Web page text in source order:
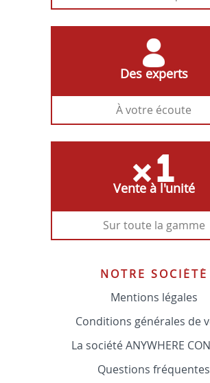
Des experts
À votre écoute
Vente à l'unité
Sur toute la gamme
NOTRE SOCIÉTÉ
Mentions légales
Conditions générales de
La société ANYWHERE
Questions fréquentes